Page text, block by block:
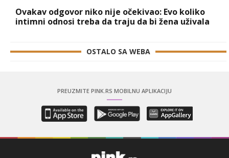
Ovakav odgovor niko nije očekivao: Evo koliko
intimni odnosi treba da traju da bi žena uživala
OSTALO SA WEBA
PREUZMITE PINK.RS MOBILNU APLIKACIJU